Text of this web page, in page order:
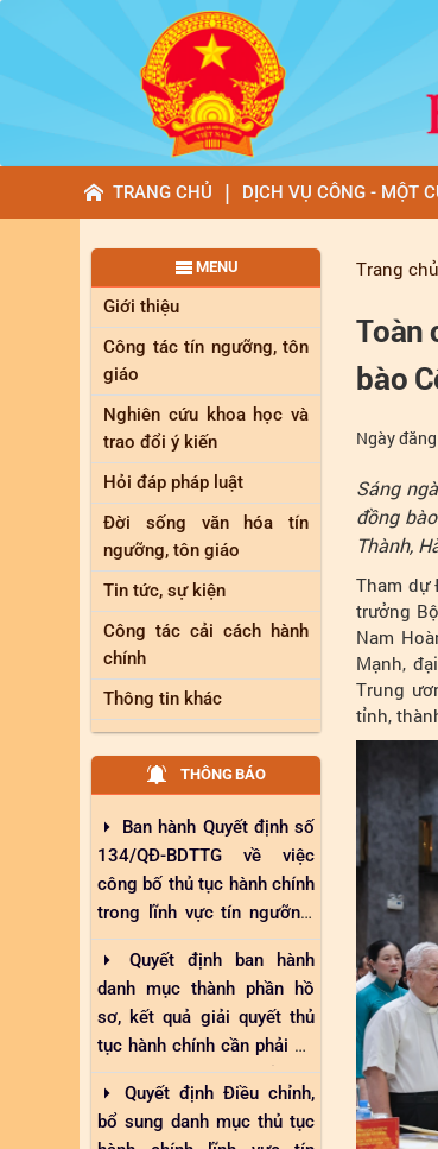
TRANG CHỦ | DỊCH VỤ CÔNG - MỘT
MENU
Giới thiệu
Công tác tín ngưỡng, tôn
giáo
Nghiên cứu khoa học và
trao đổi ý kiến
Hỏi đáp pháp luật
Đời sống văn hóa tín
ngưỡng, tôn giáo
Tin tức, sự kiện
Công tác cải cách hành
chính
Thông tin khác
THÔNG BÁO
134/QĐ-BDTTG về việc
công bố thủ tục hành chính
trong lĩnh vực tín ngưỡng,
tôn giáo thuộc phạm vi
chức năng quản lý nhà
nước của Bộ Dân tộc và
Tôn giáo
danh mục thành phần hồ
sơ, kết quả giải quyết thủ
tục hành chính cần phải số
hóa đối với các thủ tục
hành chính thuộc thẩm
quyền giải quyết của Bộ
bổ sung danh mục thủ tục
Trang chủ
Toàn
bào
Ngày
Sáng
đồng
Thành,
Tham dự
trưởng
Nam
Mạnh,
Trung
tỉnh,